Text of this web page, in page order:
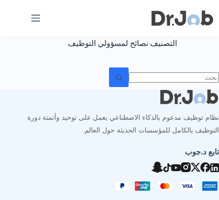
إلى
المحتوى
التصنيف نصائح لمسؤولي التوظيف
توجد
نظام توظيف مدعوم بالذكاء الاصطناعي يعمل على توحيد وأتمتة دورة
التوظيف بالكامل للمؤسسات الحديثة حول العالم.
تابع د.جوب